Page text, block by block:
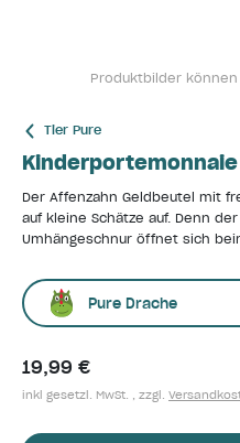
Produktbilder
Tier Pure
Der Affenzahn Geldbeutel mit
auf kleine Schätze auf. Denn
Umhängeschnur öffnet sich
Pure Drache
19,99 €
inkl gesetzl. MwSt. , zzgl.